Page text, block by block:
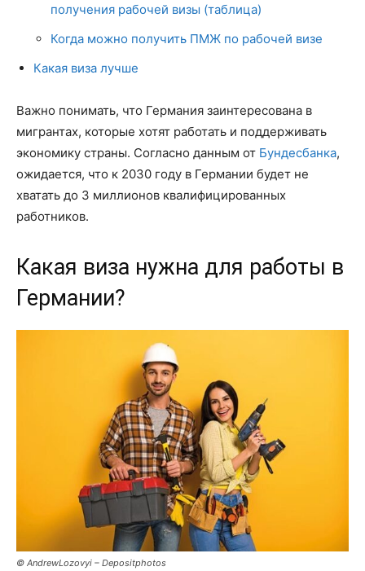
получения рабочей визы (таблица)
Когда можно получить ПМЖ по рабочей визе
Какая виза лучше
Важно понимать, что Германия заинтересована в
мигрантах, которые хотят работать и поддерживать
экономику страны. Согласно данным от Бундесбанка,
ожидается, что к 2030 году в Германии будет не
хватать до 3 миллионов квалифицированных
работников.
Какая виза нужна для работы в
Германии?
© AndrewLozovyi – Depositphotos